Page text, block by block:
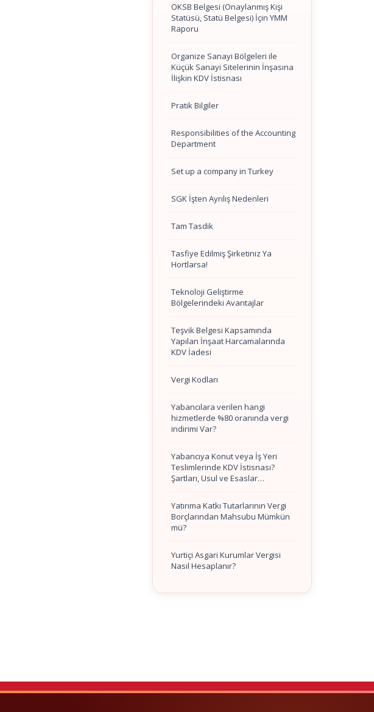
OKSB Belgesi (Onaylanmış Kişi
Statüsü, Statü Belgesi) İçin YMM
Raporu
Organize Sanayi Bölgeleri ile
Küçük Sanayi Sitelerinin İnşasına
İlişkin KDV İstisnası
Pratik Bilgiler
Responsibilities of the Accounting
Department
Set up a company in Turkey
SGK İşten Ayrılış Nedenleri
Tam Tasdik
Tasfiye Edilmiş Şirketiniz Ya
Hortlarsa!
Teknoloji Geliştirme
Bölgelerindeki Avantajlar
Teşvik Belgesi Kapsamında
Yapılan İnşaat Harcamalarında
KDV İadesi
Vergi Kodları
Yabancılara verilen hangi
hizmetlerde %80 oranında vergi
indirimi Var?
Yabancıya Konut veya İş Yeri
Teslimlerinde KDV İstisnası?
Şartları, Usul ve Esaslar…
Yatırıma Katkı Tutarlarının Vergi
Borçlarından Mahsubu Mümkün
mü?
Yurtiçi Asgari Kurumlar Vergisi
Nasıl Hesaplanır?